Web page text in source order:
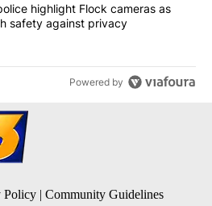
Springs police highlight Flock
highlight Flock cameras as
safety against privacy
Powered by
Policy | Community Guidelines